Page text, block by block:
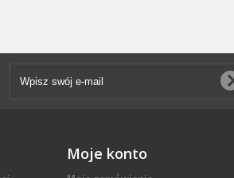
Moje konto